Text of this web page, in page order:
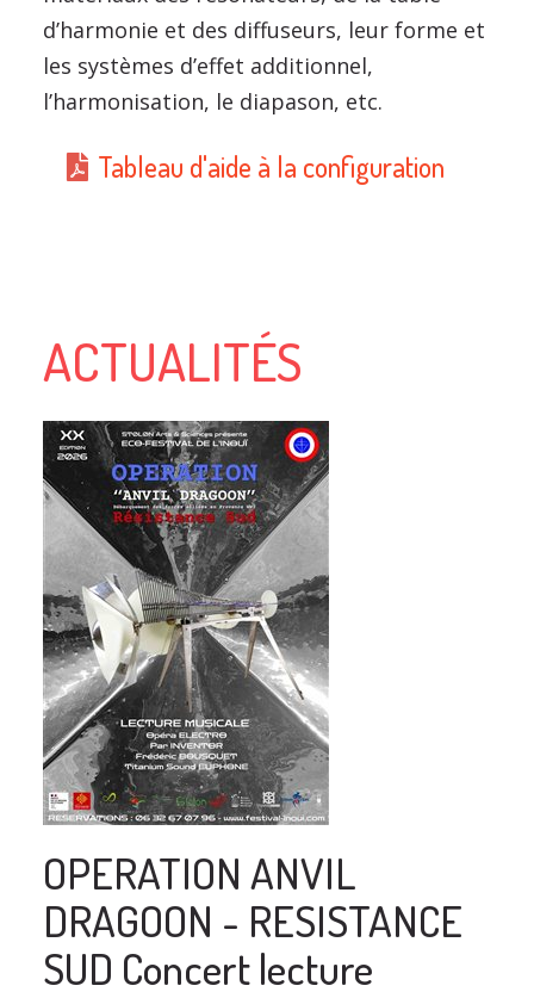
d’harmonie et des diffuseurs, leur forme et
les systèmes d’effet additionnel,
l’harmonisation, le diapason, etc.
Tableau d'aide à la configuration
ACTUALITÉS
OPERATION ANVIL
DRAGOON - RESISTANCE
SUD Concert lecture